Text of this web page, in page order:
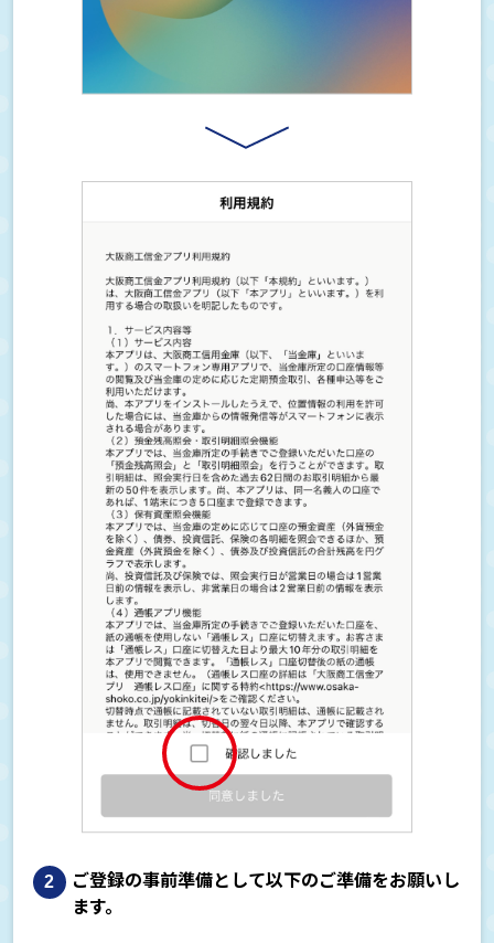
ご登録の事前準備として以下のご準備をお願いし
ます。
各種お手続きについて
その他